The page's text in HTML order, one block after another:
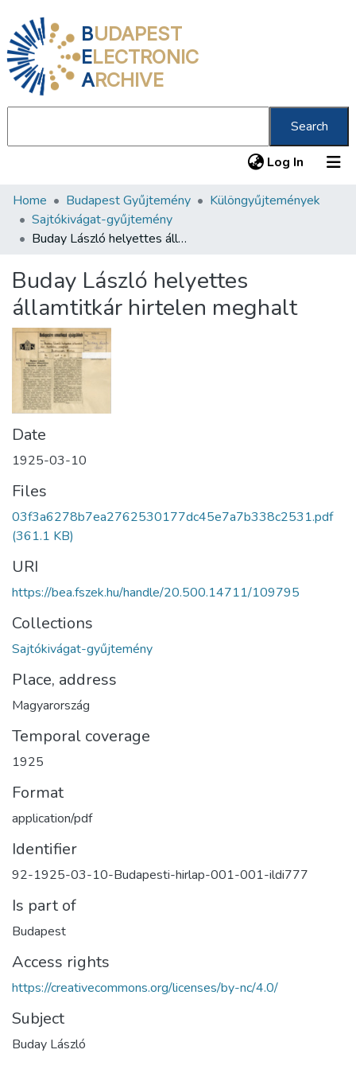
BUDAPEST
ELECTRONIC
ARCHIVE
Search
Log In (current)
Communities & Collections
All of DSpace
About us
Home Budapest Gyűjtemény
Különgyűjtemények
Sajtókivágat-gyűjtemény
Buday László helyettes államtitkár hirtelen meghalt
Buday László helyettes
államtitkár hirtelen meghalt
Date
1925-03-10
Files
03f3a6278b7ea2762530177dc45e7a7b338c2531.pdf
(361.1 KB)
URI
https://bea.fszek.hu/handle/20.500.14711/109795
Collections
Sajtókivágat-gyűjtemény
Place, address
Magyarország
Temporal coverage
1925
Format
application/pdf
Identifier
92-1925-03-10-Budapesti-hirlap-001-001-ildi777
Is part of
Budapest
Access rights
https://creativecommons.org/licenses/by-nc/4.0/
Subject
Buday László